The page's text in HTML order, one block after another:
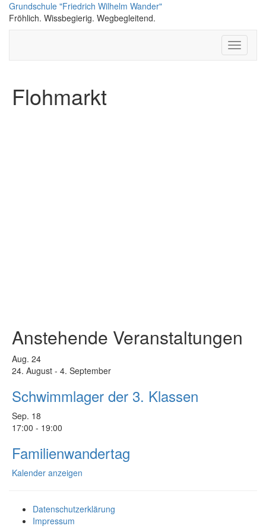
Skip
content
Grundschule "Friedrich Wilhelm Wander"
Fröhlich. Wissbegierig. Wegbegleitend.
Toggle
Flohmarkt
Anstehende Veranstaltungen
Aug. 24
24. August - 4. September
Schwimmlager der 3. Klassen
Sep. 18
17:00 - 19:00
Familienwandertag
Kalender anzeigen
Datenschutzerklärung
Impressum